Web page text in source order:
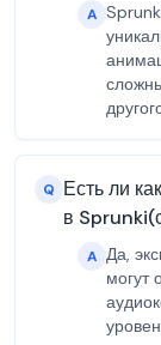
A
Q Есть ли
в
A Да,
могут